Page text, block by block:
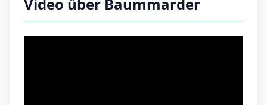
Video über Baummarder